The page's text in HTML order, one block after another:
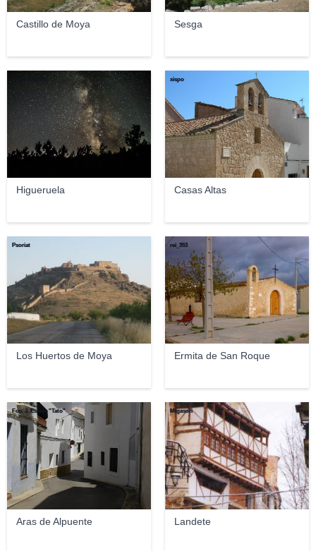
Castillo de Moya Sesga
Higueruela
Luis Huamán
Casas Altas
xispo
Los Huertos de Moya
Psoriat
Ermita de San Roque
rei_353
Aras de Alpuente
Fco. J. Esteve "Tato"
Landete
Migasori